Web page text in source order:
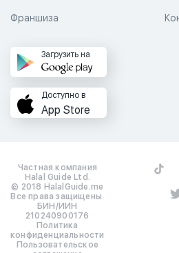
Франшиза
Загрузить на
Доступно в
App Store
Частная компания
Halal Guide Ltd.
© 2018 HalalGuide.me
Все права защищены.
БИН/ИИН
210240900176
Политика
конфиденциальности
Пользовательское